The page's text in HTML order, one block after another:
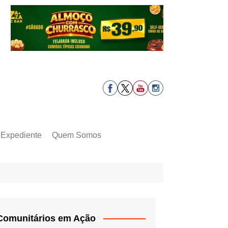
Expediente Quem Somos
em Ação